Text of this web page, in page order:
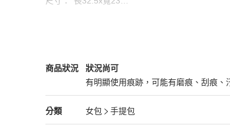
商品狀況
Balenciaga女包商品狀態與細節
狀況尚可
有明顯使用痕跡，可能有磨痕、刮痕
狀況尚可
分類
Balenciaga女包 分類資訊
女包
手提包
女包/手提包推薦